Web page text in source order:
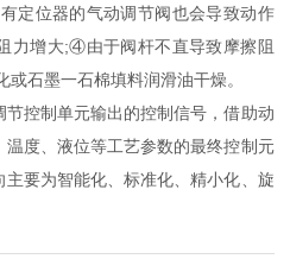
位器的气动调节阀也会导致动作
力增大;④由于阀杆不直导致摩擦阻
石墨一石棉填料润滑油干燥。
控制单元输出的控制信号，借助动
度、液位等工艺参数的最终控制元
要为智能化、标准化、精小化、旋